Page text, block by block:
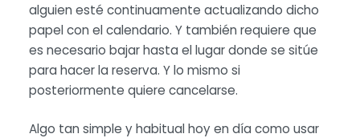
alguien esté continuamente actualizando dicho
papel con el calendario. Y también requiere que
es necesario bajar hasta el lugar donde se sitúe
para hacer la reserva. Y lo mismo si
posteriormente quiere cancelarse.
Algo tan simple y habitual hoy en día como usar